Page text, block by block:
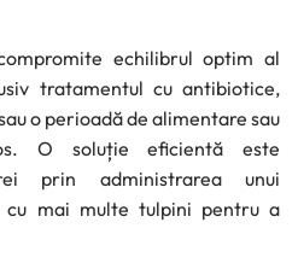
echilibrul optim al
tratamentul cu antibiotice,
o perioadă de alimentare sau
O soluție eficientă este
prin administrarea unui
mai multe tulpini pentru a